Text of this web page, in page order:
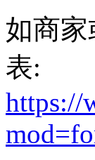
如商
表:
https://